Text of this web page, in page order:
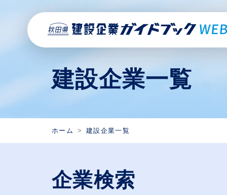
建設企業一覧
ホーム 建設企業一覧
企業検索